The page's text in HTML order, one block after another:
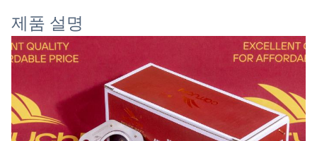
제품 설명